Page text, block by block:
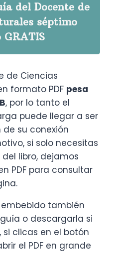
del Docente de
séptimo
GRATIS
de Ciencias
formato PDF pesa
, por lo tanto el
puede llegar a ser
su conexión
si solo necesitas
libro, dejamos
PDF para consultar
también
o descargarla si
si clicas en el botón
el PDF en grande